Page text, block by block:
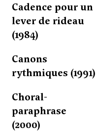
Cadence pour un
lever de rideau
(1984)
Canons
rythmiques (1991)
Choral-
paraphrase
(2000)